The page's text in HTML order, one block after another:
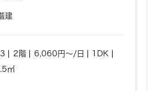
建
2階 6,060円～/日
1DK
㎡